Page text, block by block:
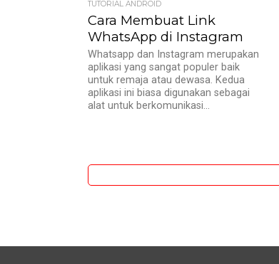
TUTORIAL ANDROID
Cara Membuat Link
WhatsApp di Instagram
Whatsapp dan Instagram merupakan
aplikasi yang sangat populer baik
untuk remaja atau dewasa. Kedua
aplikasi ini biasa digunakan sebagai
alat untuk berkomunikasi...